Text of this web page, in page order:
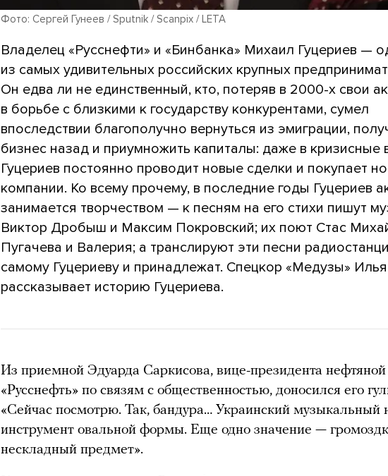
Фото: Сергей Гунеев / Sputnik / Scanpix / LETA
Владелец «Русснефти» и «Бинбанка» Михаил Гуцериев —
из самых удивительных российских крупных
Он едва ли не единственный, кто, потеряв в 2000-х свои
в борьбе с близкими к государству конкурентами, сумел
впоследствии благополучно вернуться из эмиграции,
бизнес назад и приумножить капиталы: даже в кризисные
Гуцериев постоянно проводит новые сделки и покупает
компании. Ко всему прочему, в последние годы Гуцериев
занимается творчеством — к песням на его стихи пишут
Виктор Дробыш и Максим Покровский; их поют Стас
Пугачева и Валерия; а транслируют эти песни
самому Гуцериеву и принадлежат. Спецкор «Медузы»
рассказывает историю Гуцериева.
Из приемной Эдуарда Саркисова, вице-президента
«Русснефть» по связям с общественностью, доносился его
«Сейчас посмотрю. Так, бандура… Украинский музыкальный
инструмент овальной формы. Еще одно значение —
нескладный предмет».